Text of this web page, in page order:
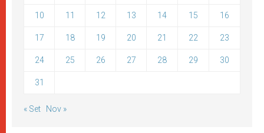
10 11 12 13 14 15 16
17 18 19 20 21 22 23
24 25 26 27 28 29 30
31
« Set Nov »